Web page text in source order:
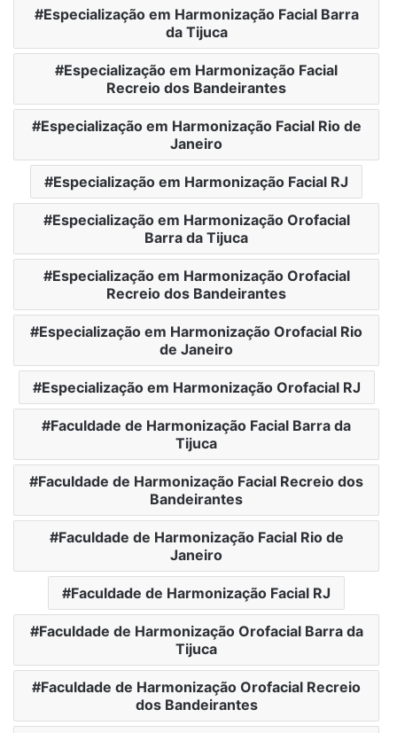
Especialização em Harmonização Facial Barra
da Tijuca
Especialização em Harmonização Facial
Recreio dos Bandeirantes
Especialização em Harmonização Facial Rio de
Janeiro
Especialização em Harmonização Facial RJ
Especialização em Harmonização Orofacial
Barra da Tijuca
Especialização em Harmonização Orofacial
Recreio dos Bandeirantes
Especialização em Harmonização Orofacial Rio
de Janeiro
Especialização em Harmonização Orofacial RJ
Faculdade de Harmonização Facial Barra da
Tijuca
Faculdade de Harmonização Facial Recreio dos
Bandeirantes
Faculdade de Harmonização Facial Rio de
Janeiro
Faculdade de Harmonização Facial RJ
Faculdade de Harmonização Orofacial Barra da
Tijuca
Faculdade de Harmonização Orofacial Recreio
dos Bandeirantes